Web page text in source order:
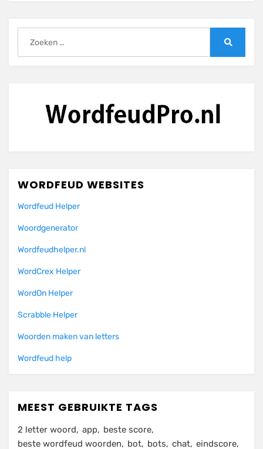
naar:
WORDFEUD WEBSITES
Wordfeud Helper
Woordgenerator
Wordfeudhelper.nl
WordCrex Helper
WordOn Helper
Scrabble Helper
Woorden maken van letters
Wordfeud help
MEEST GEBRUIKTE TAGS
2 letter woord app
beste score
beste wordfeud woorden
bot bots chat eindscore